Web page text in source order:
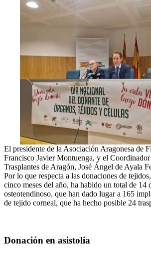
El presidente de la Asociación Aragonesa de
Francisco Javier Montuenga, y el
Trasplantes de Aragón, José Ángel de Ayala
Por lo que respecta a las donaciones de
cinco meses del año, ha habido un total de 14
osteotendinoso, que han dado lugar a 165
de tejido corneal, que ha hecho posible 24
Donación en asistolia